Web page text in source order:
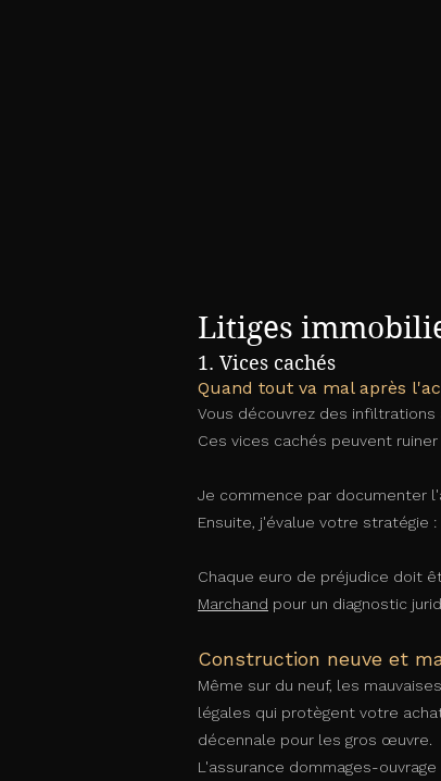
Litiges
1. Vices cachés​
Quand tout va mal après
Vous découvrez des
Ces vices cachés peuvent
Je commence par documenter
Ensuite, j'évalue votre stratégie
Chaque euro de préjudice doit
Marchand pour un diagnostic
Construction neuve et
Même sur du neuf, les
légales qui protègent votre
décennale pour les gros œuvre.
L'assurance dommages-